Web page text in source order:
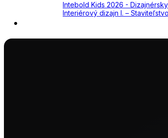
Intebold Kids 2026 -
Interiérový dizajn I. –